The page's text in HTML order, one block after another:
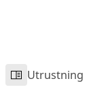
Utrustning